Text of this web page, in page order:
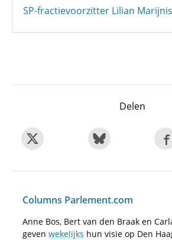
SP-fractievoorzitter Lilian
Delen
Columns Parlement.com
Anne Bos, Bert van den Braak en
geven wekelijks hun visie op Den